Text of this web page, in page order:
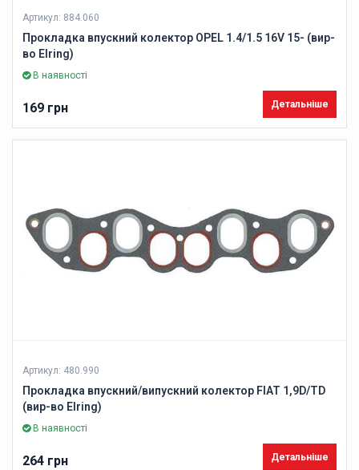
Артикул: 884.060
Прокладка впускний колектор OPEL 1.4/1.5 16V 15- (вир-
во Elring)
В наявності
169 грн Детальніше
Артикул: 480.990
Прокладка впускний/випускний колектор FIAT 1,9D/TD
(вир-во Elring)
В наявності
264 грн Детальніше